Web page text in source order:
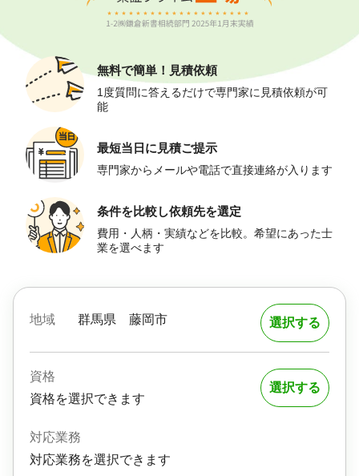
無料で簡単！ 見積依頼
1度質問に答えるだけで専門家に見積依頼が可
能
最短当日に 見積ご提示
専門家からメールや電話で直接連絡が入ります
条件を比較し依頼先を選定
費用・人柄・実績などを比較。希望にあった士
業を選べます
地域 群馬県 藤岡市 選択する
資格
資格を選択できます
対応業務
対応業務を選択できます
選択する